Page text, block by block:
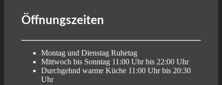
Öffnungszeiten
Montag und Dienstag Ruhetag
Mittwoch bis Sonntag 11:00 Uhr bis 22:00 Uhr
Durchgehnd warme Küche 11:00 Uhr bis 20:30
Uhr